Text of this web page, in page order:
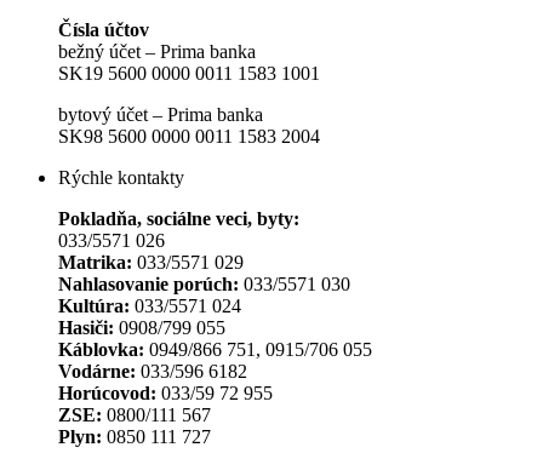
Čísla účtov
bežný účet – Prima banka
SK19 5600 0000 0011 1583 1001
bytový účet – Prima banka
SK98 5600 0000 0011 1583 2004
Rýchle kontakty
Pokladňa, sociálne veci, byty:
033/5571 026
Matrika: 033/5571 029
Nahlasovanie porúch: 033/5571 030
Kultúra: 033/5571 024
Hasiči: 0908/799 055
Káblovka: 0949/866 751, 0915/706 055
Vodárne: 033/596 6182
Horúcovod: 033/59 72 955
ZSE: 0800/111 567
Plyn: 0850 111 727